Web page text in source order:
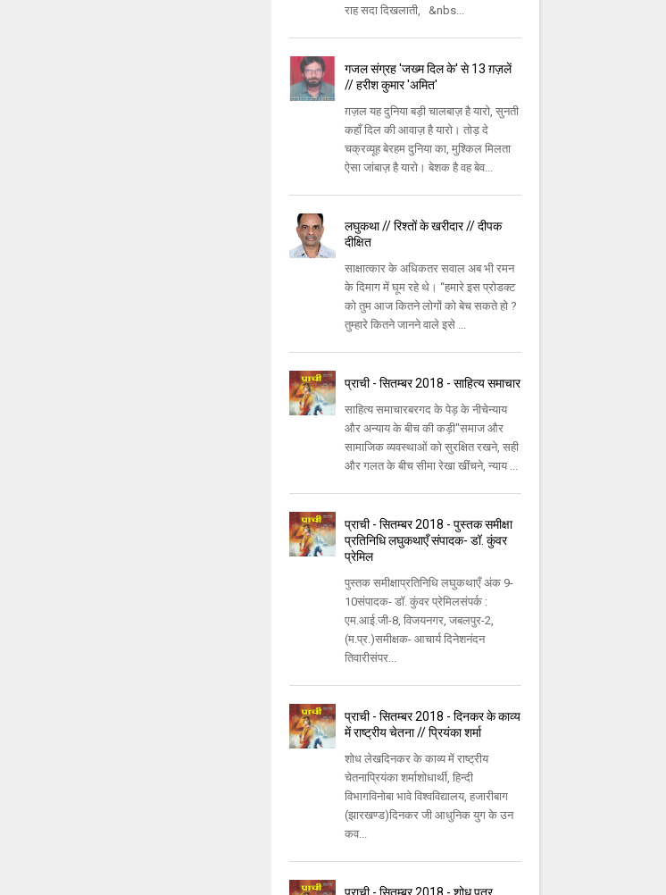
राह सदा दिखलाती, &nbs...
गजल संग्रह 'जख्म दिल के' से 13 ग़ज़लें
// हरीश कुमार 'अमित'
ग़ज़ल यह दुनिया बड़ी चालबाज़ है यारो, सुनती
कहाँ दिल की आवाज़ है यारो। तोड़ दे
चक्रव्यूह बेरहम दुनिया का, मुश्किल मिलता
ऐसा जांबाज़ है यारो। बेशक है वह बेव...
लघुकथा // रिश्तों के खरीदार // दीपक
दीक्षित
साक्षात्कार के अधिकतर सवाल अब भी रमन
के दिमाग में घूम रहे थे। “हमारे इस प्रोडक्ट
को तुम आज कितने लोगों को बेच सकते हो ?
तुम्हारे कितने जानने वाले इसे ...
प्राची - सितम्बर 2018 - साहित्य समाचार
साहित्य समाचारबरगद के पेड़ के नीचेन्याय
और अन्याय के बीच की कड़ी"समाज और
सामाजिक व्यवस्थाओं को सुरक्षित रखने, सही
और गलत के बीच सीमा रेखा खींचने, न्याय ...
प्राची - सितम्बर 2018 - पुस्तक समीक्षा
प्रतिनिधि लघुकथाएँ संपादक- डॉ. कुंवर
प्रेमिल
पुस्तक समीक्षाप्रतिनिधि लघुकथाएँ अंक 9-
10संपादक- डॉ. कुंवर प्रेमिलसंपर्क :
एम.आई.जी-8, विजयनगर, जबलपुर-2,
(म.प्र.)समीक्षक- आचार्य दिनेशनंदन
तिवारीसंपर...
प्राची - सितम्बर 2018 - दिनकर के काव्य
में राष्ट्रीय चेतना // प्रियंका शर्मा
शोध लेखदिनकर के काव्य में राष्ट्रीय
चेतनाप्रियंका शर्माशोधार्थी, हिन्दी
विभागविनोबा भावे विश्वविद्यालय, हजारीबाग
(झारखण्ड)दिनकर जी आधुनिक युग के उन
कव...